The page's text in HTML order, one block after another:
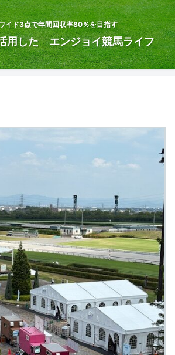
イド3点で年間回収率80％を目指す
用した エンジョイ競馬ライフ